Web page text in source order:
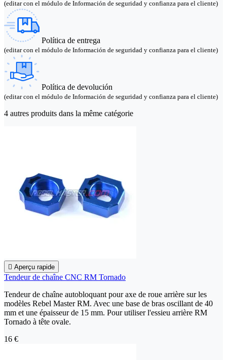
(editar con el módulo de Información de seguridad y confianza para el cliente)
Política de entrega
(editar con el módulo de Información de seguridad y confianza para el cliente)
Política de devolución
(editar con el módulo de Información de seguridad y confianza para el cliente)
4 autres produits dans la même catégorie
 Aperçu rapide
Tendeur de chaîne CNC RM Tornado
Tendeur de chaîne autobloquant pour axe de roue arrière sur les
modèles Rebel Master RM. Avec une base de bras oscillant de 40
mm et une épaisseur de 15 mm. Pour utiliser l'essieu arrière RM
Tornado à tête ovale.
16 €